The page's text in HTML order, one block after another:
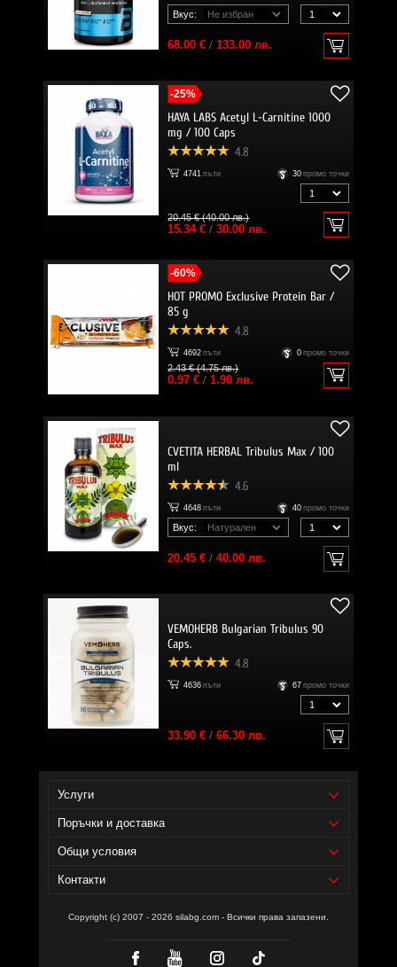
Вкус:
68.00 €/ 133.00 лв.
-25%
HAYA LABS Acetyl L-Carnitine 1000
mg / 100 Caps
4.8
4741 пъти 30 промо точки
20.45 € (40.00 лв.)
15.34 €/ 30.00 лв.
-60%
HOT PROMO Exclusive Protein Bar /
85 g
4.8
4692 пъти 0 промо точки
2.43 € (4.75 лв.)
0.97 €/ 1.90 лв.
CVETITA HERBAL Tribulus Max / 100
ml
4.6
4648 пъти 40 промо точки
Вкус:
20.45 €/ 40.00 лв.
VEMOHERB Bulgarian Tribulus 90
Caps.
4.8
4636 пъти 67 промо точки
33.90 €/ 66.30 лв.
Услуги
Поръчки и доставка
Общи условия
Контакти
Copyright (c) 2007 - 2026 silabg.com - Всички права запазени.